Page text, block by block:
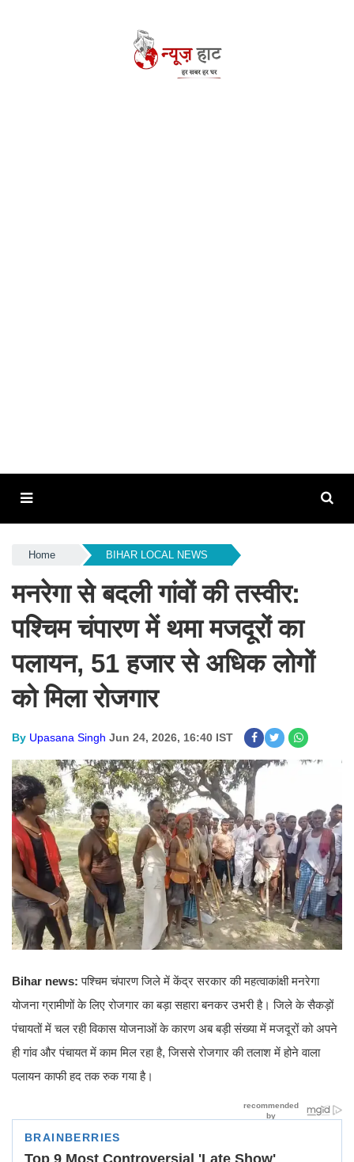
Home BIHAR LOCAL NEWS
मनरेगा से बदली गांवों की तस्वीर:
पश्चिम चंपारण में थमा मजदूरों का
पलायन, 51 हजार से अधिक लोगों
को मिला रोजगार
By Upasana Singh Jun 24, 2026, 16:40 IST
Bihar news:पश्चिम चंपारण जिले में केंद्र सरकार की महत्वाकांक्षी मनरेगा
योजना ग्रामीणों के लिए रोजगार का बड़ा सहारा बनकर उभरी है। जिले के सैकड़ों
पंचायतों में चल रही विकास योजनाओं के कारण अब बड़ी संख्या में मजदूरों को अपने
ही गांव और पंचायत में काम मिल रहा है, जिससे रोजगार की तलाश में होने वाला
पलायन काफी हद तक रुक गया है।